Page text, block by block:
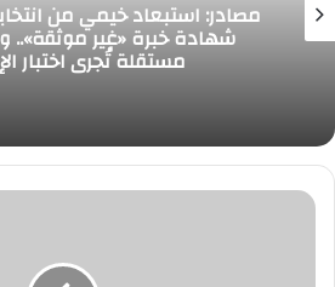
مصادر: استبعاد خيمي من
شهادة خبرة «غير موثقة»..
مستقلة تُجري اختبار
ماذا